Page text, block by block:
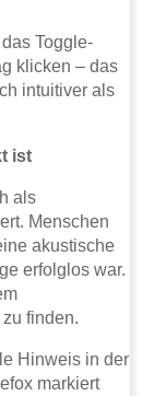
Toggle-
klicken – das
intuitiver als
ist
als
Menschen
akustische
erfolglos war.
finden.
Hinweis in der
markiert